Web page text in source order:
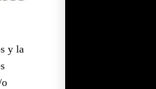
y la